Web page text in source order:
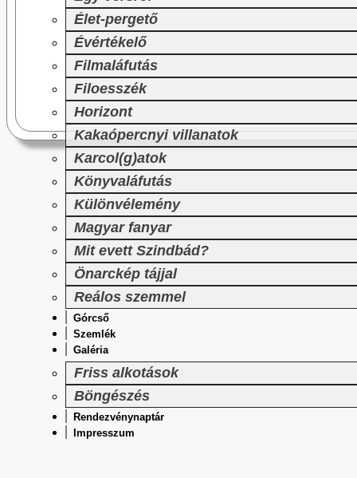
Élet-pergető
Évértékelő
Filmaláfutás
Filoesszék
Horizont
Kakaópercnyi villanatok
Karcol(g)atok
Könyvaláfutás
Különvélemény
Magyar fanyar
Mit evett Szindbád?
Önarckép tájjal
Reálos szemmel
Górcső
Szemlék
Galéria
Friss alkotások
Böngészés
Rendezvénynaptár
Impresszum